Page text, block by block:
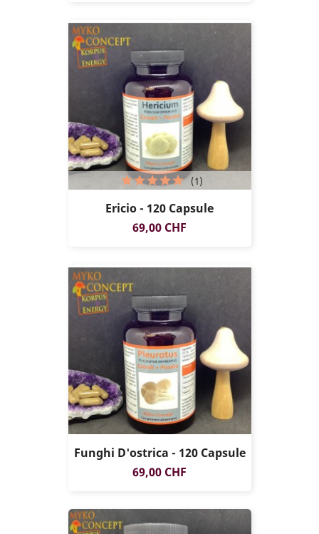
Ericio - 120 Capsule
Prezzo
69,00 CHF
(1)
Funghi D'ostrica - 120 Capsule
Prezzo
69,00 CHF